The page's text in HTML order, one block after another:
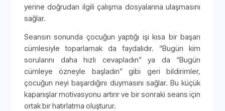
yerine doğrudan ilgili çalışma dosyalarına ulaşmasını
sağlar.
Seansın sonunda çocuğun yaptığı işi kısa bir başarı
cümlesiyle toparlamak da faydalıdır. “Bugün kim
sorularını daha hızlı cevapladın” ya da “Bugün
cümleye özneyle başladın” gibi geri bildirimler,
çocuğun neyi başardığını duymasını sağlar. Bu küçük
kapanışlar motivasyonu artırır ve bir sonraki seans için
ortak bir hatırlatma oluşturur.